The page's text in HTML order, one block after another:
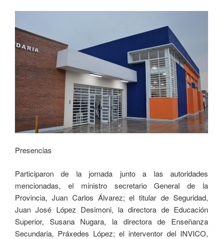
Presencias
Participaron de la jornada junto a las autoridades
mencionadas, el ministro secretario General de la
Provincia, Juan Carlos Álvarez; el titular de Seguridad,
Juan José López Desimoni, la directora de Educación
Superior, Susana Nugara, la directora de Enseñanza
Secundaria, Práxedes López; el interventor del INVICO,